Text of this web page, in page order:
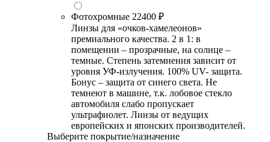
Фотохромные 22400 ₽
Линзы для «очков-хамелеонов»
премиального качества. 2 в 1: в
помещении – прозрачные, на солнце –
темные. Степень затемнения зависит от
уровня УФ-излучения. 100% UV- защита.
Бонус – защита от синего света. Не
темнеют в машине, т.к. лобовое стекло
автомобиля слабо пропускает
ультрафиолет. Линзы от ведущих
европейских и японских производителей.
Выберите покрытие/назначение